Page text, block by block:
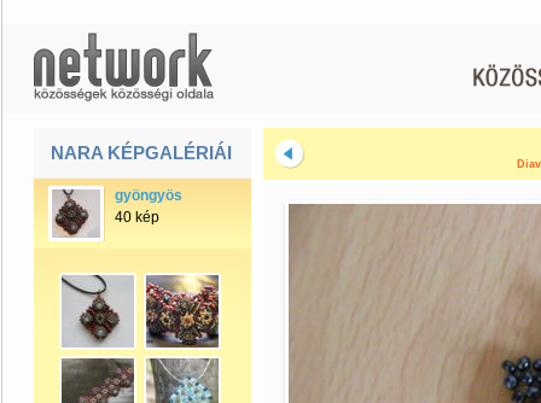
NARA KÉPGALÉRIÁI
gyöngyös
40 kép